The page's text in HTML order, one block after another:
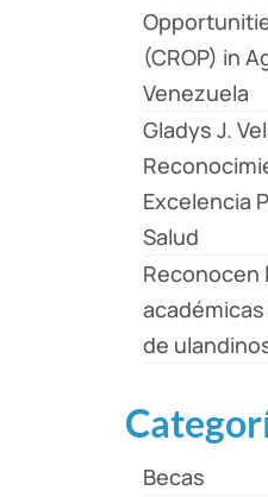
(CROP) in
Venezuela
Gladys J.
Excelencia
Salud
Reconocen
de
Becas